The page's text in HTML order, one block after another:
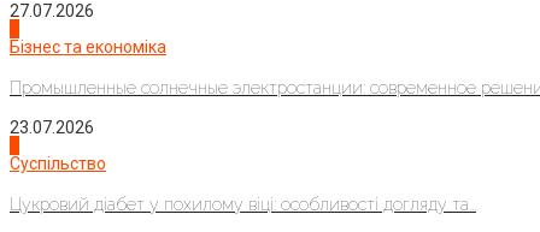
27.07.2026
Бізнес та економіка
Промышленные солнечные электростанции: современное
23.07.2026
Суспільство
Цукровий діабет у похилому віці: особливості догляду та...